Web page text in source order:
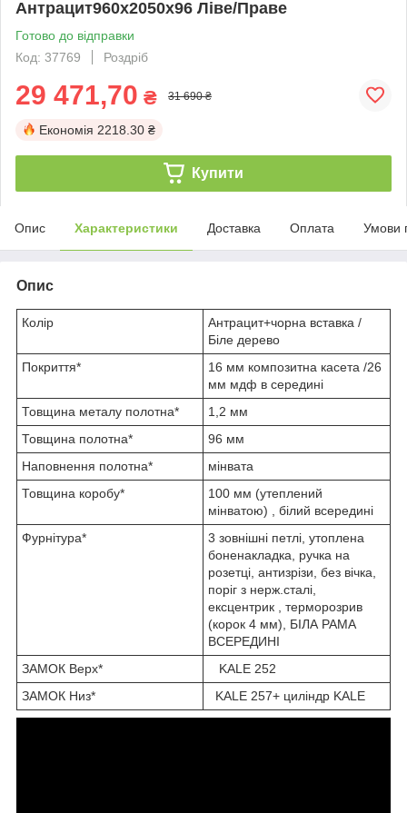
Антрацит960х2050х96 Ліве/Праве
Готово до відправки
Код: 37769
Роздріб
29 471,70 ₴ 31 690 ₴
Економія 2218.30 ₴
Купити
Опис Характеристики Доставка Оплата Умови
Опис
Колір
Антрацит+чорна вставка /
Біле дерево
Покриття*
16 мм композитна касета /26
мм мдф в середині
Товщина металу полотна*
1,2 мм
Товщина полотна*
96 мм
Наповнення полотна*
мінвата
Товщина коробу*
100 мм (утеплений
мінватою) , білий всередині
Фурнітура*
3 зовнішні петлі, утоплена
боненакладка, ручка на
розетці, антизрізи, без вічка,
поріг з нерж.сталі,
ексцентрик , терморозрив
(корок 4 мм), БІЛА РАМА
ВСЕРЕДИНІ
ЗАМОК Верх*
KALE 252
ЗАМОК Низ*
KALE 257+ циліндр KALE